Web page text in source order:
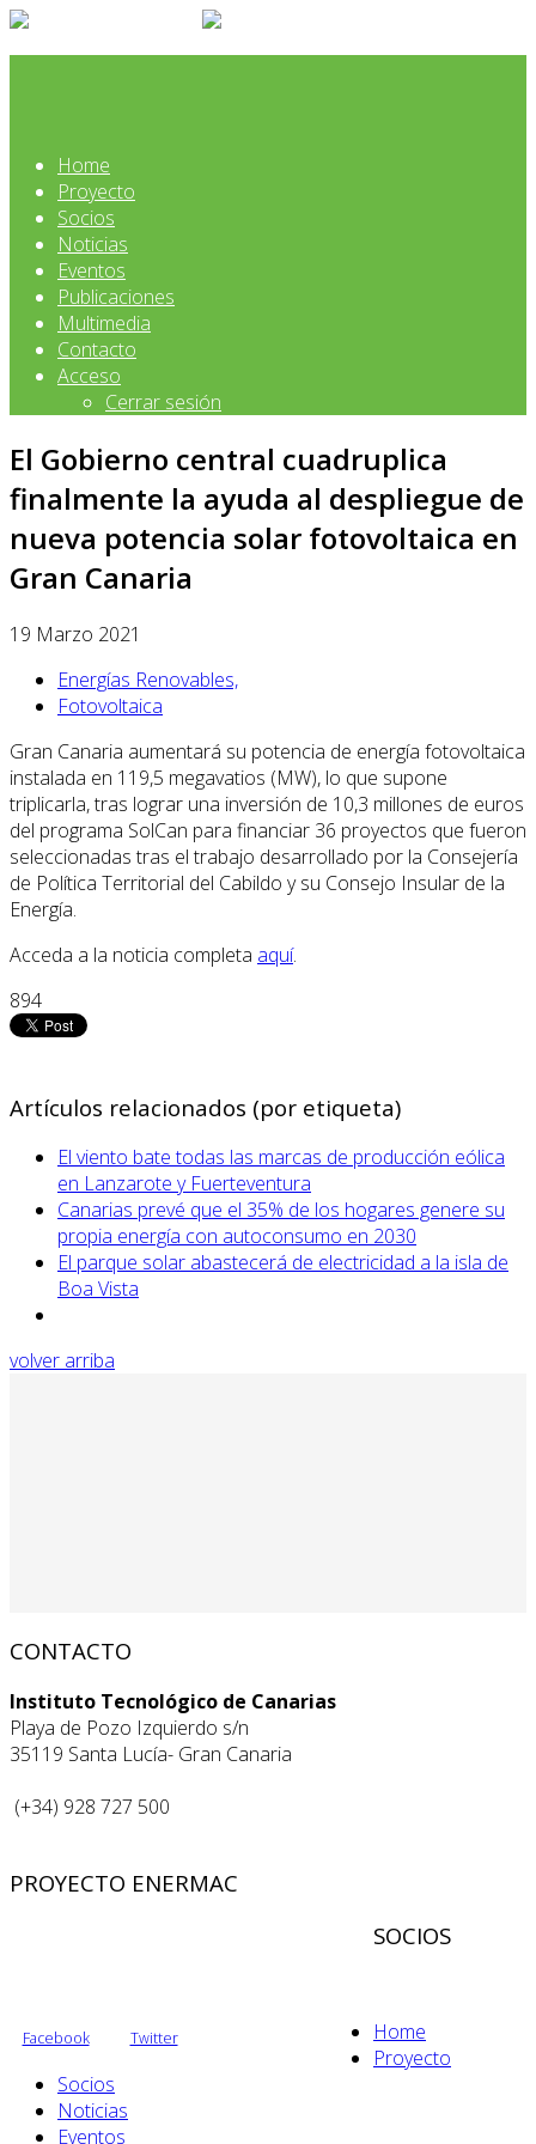
Home
Proyecto
Socios
Noticias
Eventos
Publicaciones
Multimedia
Contacto
Acceso
Cerrar sesión
El Gobierno central cuadruplica
finalmente la ayuda al despliegue de
nueva potencia solar fotovoltaica en
Gran Canaria
19 Marzo 2021
Energías Renovables,
Fotovoltaica
Gran Canaria aumentará su potencia de energía fotovoltaica
instalada en 119,5 megavatios (MW), lo que supone
triplicarla, tras lograr una inversión de 10,3 millones de euros
del programa SolCan para financiar 36 proyectos que fueron
seleccionadas tras el trabajo desarrollado por la Consejería
de Política Territorial del Cabildo y su Consejo Insular de la
Energía.
Acceda a la noticia completa aquí.
894
Artículos relacionados (por etiqueta)
El viento bate todas las marcas de producción eólica
en Lanzarote y Fuerteventura
Canarias prevé que el 35% de los hogares genere su
propia energía con autoconsumo en 2030
El parque solar abastecerá de electricidad a la isla de
Boa Vista
volver arriba
CONTACTO
Instituto Tecnológico de Canarias
Playa de Pozo Izquierdo s/n
35119 Santa Lucía- Gran Canaria
(+34) 928 727 500
PROYECTO ENERMAC
Facebook Twitter
SOCIOS
Home
Proyecto
Socios
Noticias
Eventos